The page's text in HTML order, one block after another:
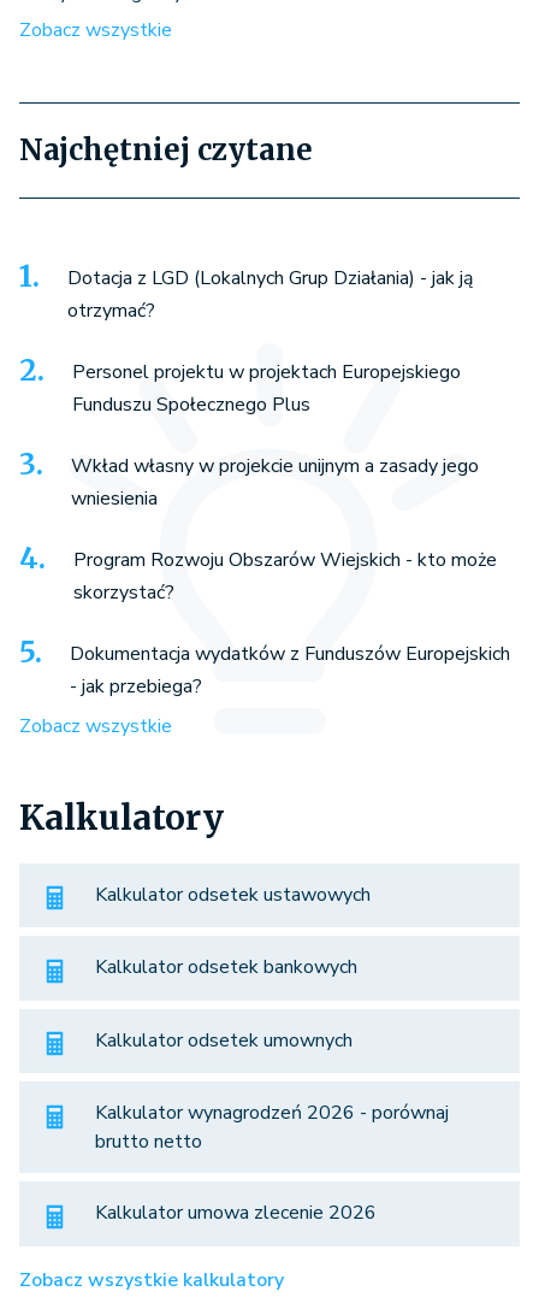
Zobacz wszystkie
Najchętniej czytane
Dotacja z LGD (Lokalnych Grup Działania) - jak ją
otrzymać?
Personel projektu w projektach Europejskiego
Funduszu Społecznego Plus
Wkład własny w projekcie unijnym a zasady jego
wniesienia
Program Rozwoju Obszarów Wiejskich - kto może
skorzystać?
Dokumentacja wydatków z Funduszów Europejskich
- jak przebiega?
Zobacz wszystkie
Kalkulatory
Kalkulator odsetek ustawowych
Kalkulator odsetek bankowych
Kalkulator odsetek umownych
Kalkulator wynagrodzeń 2026 - porównaj
brutto netto
Kalkulator umowa zlecenie 2026
Zobacz wszystkie kalkulatory